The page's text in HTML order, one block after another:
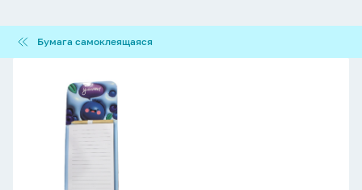
самоклеящаяся
Бумага самоклеящаяся
д\записи
магните
(100*270мм)